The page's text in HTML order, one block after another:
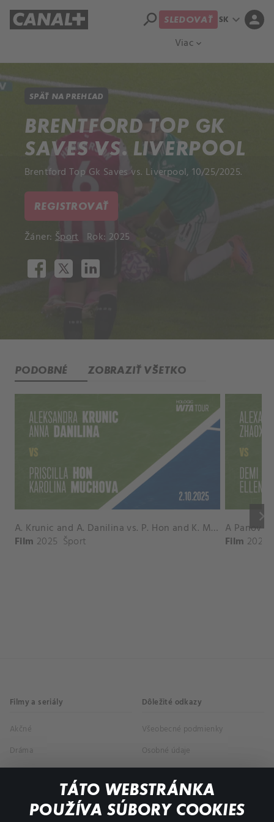
TÁTO WEBSTRÁNKA
POUŽÍVA SÚBORY COOKIES
Viac expand_more
search SLEDOVAŤ SK expand_more person
SPÄŤ NA PREHĽAD
BRENTFORD TOP GK
SAVES VS. LIVERPOOL
Brentford Top Gk Saves vs. Liverpool, 10/25/2025.
REGISTROVAŤ
Žáner: Šport Rok: 2025
PODOBNÉ ZOBRAZIŤ VŠETKO
keyboard_arrow_right
A. Krunic and A. Danilina vs. P. Hon and K. Muchova Match Highlights - BEIJING_Capital Group Diamond ( October 02, 2025)
Film 2025 Šport Film 2026
Filmy a seriály
Akčné
Dráma
Dôležité odkazy
Všeobecné podmienky
Osobné údaje